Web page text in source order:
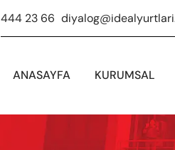
444 23 66
ANASAYFA KURUMSAL